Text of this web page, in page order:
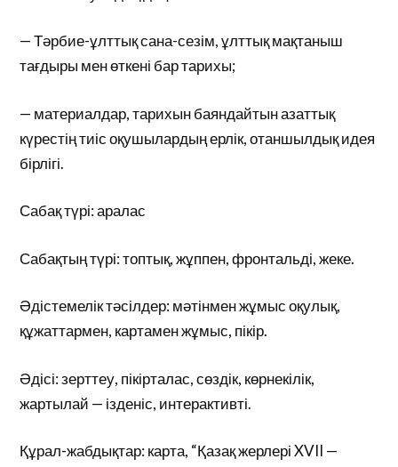
— Тәрбие-ұлттық сана-сезім, ұлттық мақтаныш
тағдыры мен өткені бар тарихы;
— материалдар, тарихын баяндайтын азаттық
күрестің тиіс оқушылардың ерлік, отаншылдық идея
бірлігі.
Сабақ түрі: аралас
Сабақтың түрі: топтық, жұппен, фронтальді, жеке.
Әдістемелік тәсілдер: мәтінмен жұмыс оқулық,
құжаттармен, картамен жұмыс, пікір.
Әдісі: зерттеу, пікірталас, сөздік, көрнекілік,
жартылай — ізденіс, интерактивті.
Құрал-жабдықтар: карта, “Қазақ жерлері XVII —